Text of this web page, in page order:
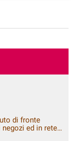
di fronte
ed in rete.